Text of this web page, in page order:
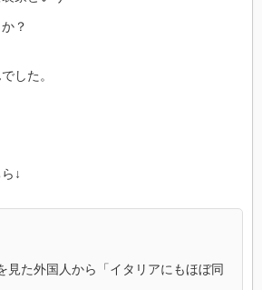
？
した。
↓
見た外国人から「イタリアにもほぼ同